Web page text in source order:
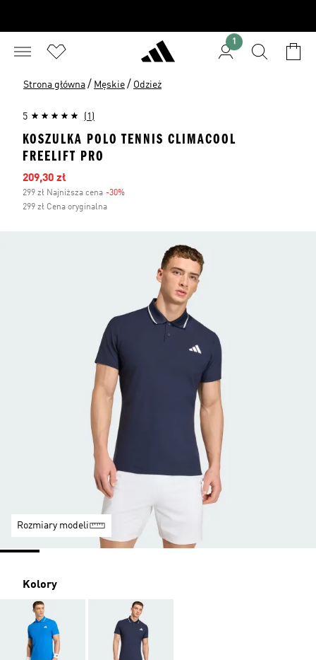
1
Strona główna / Męskie / Odzież
5 (1)
KOSZULKA POLO TENNIS CLIMACOOL
FREELIFT PRO
Ceny na wyprzedaży
209,30 zł
299 zł Najniższa cena -30%
299 zł Cena oryginalna
Rozmiary modeli
Kolory